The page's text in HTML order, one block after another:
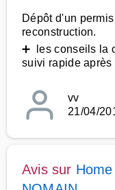
Dépôt d'un
reconstruction.
➕ les conseils la
suivi rapide
vv
21/04/
Avis sur